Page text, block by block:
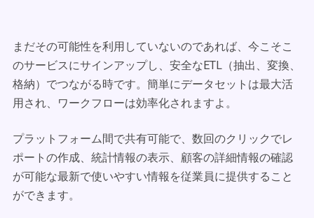
まだその可能性を利用していないのであれば、今こそこ
のサービスにサインアップし、安全なETL（抽出、変換、
格納）でつながる時です。簡単にデータセットは最大活
用され、ワークフローは効率化されますよ。
プラットフォーム間で共有可能で、数回のクリックでレ
ポートの作成、統計情報の表示、顧客の詳細情報の確認
が可能な最新で使いやすい情報を従業員に提供すること
ができます。